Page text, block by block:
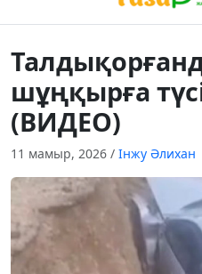
шұңқырға
(ВИДЕО)
11 мамыр, 2026 / Інжу Әлихан